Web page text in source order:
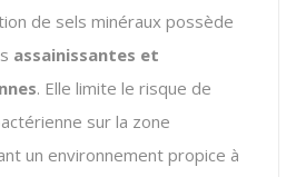
de sels minéraux possède
assainissantes et
. Elle limite le risque de
sur la zone
un environnement propice à